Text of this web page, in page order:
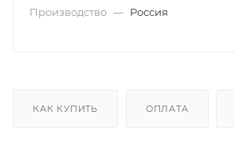
Производство — Россия
КАК КУПИТЬ ОПЛАТА